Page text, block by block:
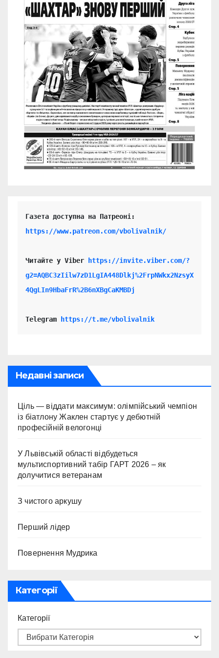
https://www.patreon.com/vbolivalnik/
Читайте у Viber
https://invite.viber.com/?
g2=AQBC3zIilw7zD1LgIA448Dlkj%2FrpNWkx2NzsyX
4QgLIn9HbaFrR%2B6nXBgCaKMBDj
Telegram https://t.me/vbolivalnik
Недавні записи
Ціль — віддати максимум: олімпійський чемпіон
із біатлону Жаклен стартує у дебютній
професійній велогонці
У Львівській області відбудеться
мультиспортивний табір ГАРТ 2026 – як
долучитися ветеранам
З чистого аркушу
Перший лідер
Повернення Мудрика
Категорії
Категорії